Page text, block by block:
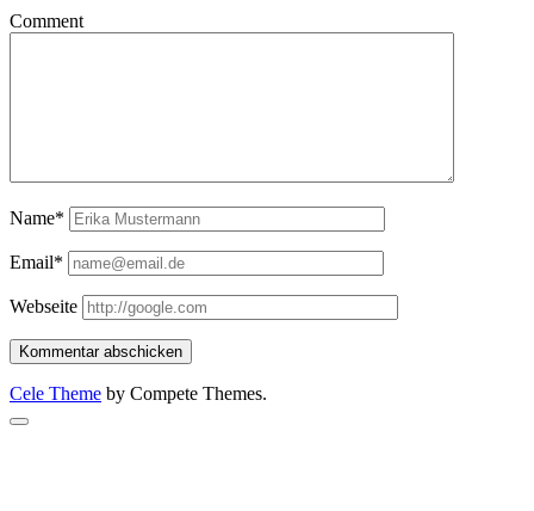
Comment
Name*
Email*
Webseite
Cele Theme by Compete Themes.
Scroll